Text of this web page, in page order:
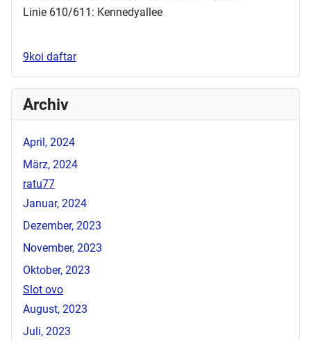
Linie 610/611: Kennedyallee
9koi daftar
Archiv
April, 2024
März, 2024
ratu77
Januar, 2024
Dezember, 2023
November, 2023
Oktober, 2023
Slot ovo
August, 2023
Juli, 2023